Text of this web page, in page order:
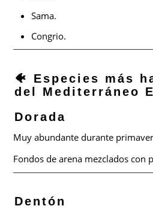
Sama.
Congrio.
🐠 Especies más
del Mediterráneo
Dorada
Muy abundante durante
Fondos de arena mezclados con
Dentón